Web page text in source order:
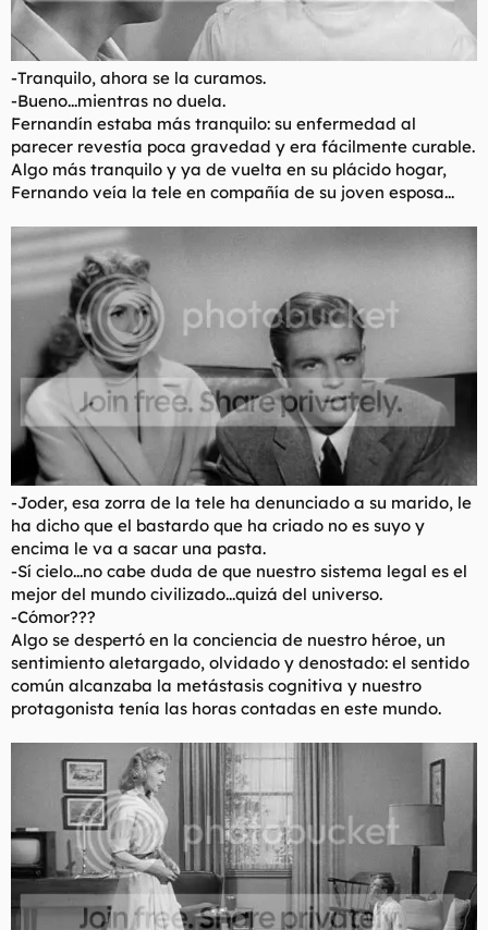
-Tranquilo, ahora se la curamos.
-Bueno...mientras no duela.
Fernandín estaba más tranquilo: su enfermedad al
parecer revestía poca gravedad y era fácilmente curable.
Algo más tranquilo y ya de vuelta en su plácido hogar,
Fernando veía la tele en compañía de su joven esposa...
-Joder, esa zorra de la tele ha denunciado a su marido, le
ha dicho que el bastardo que ha criado no es suyo y
encima le va a sacar una pasta.
-Sí cielo...no cabe duda de que nuestro sistema legal es el
mejor del mundo civilizado...quizá del universo.
-Cómor???
Algo se despertó en la conciencia de nuestro héroe, un
sentimiento aletargado, olvidado y denostado: el sentido
común alcanzaba la metástasis cognitiva y nuestro
protagonista tenía las horas contadas en este mundo.